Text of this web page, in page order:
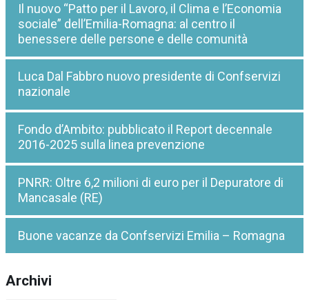
Il nuovo “Patto per il Lavoro, il Clima e l’Economia
sociale” dell’Emilia-Romagna: al centro il
benessere delle persone e delle comunità
Luca Dal Fabbro nuovo presidente di Confservizi
nazionale
Fondo d’Ambito: pubblicato il Report decennale
2016-2025 sulla linea prevenzione
PNRR: Oltre 6,2 milioni di euro per il Depuratore di
Mancasale (RE)
Buone vacanze da Confservizi Emilia – Romagna
Archivi